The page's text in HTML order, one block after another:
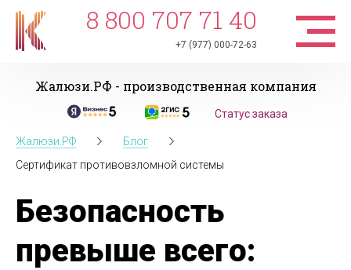
8 800 707 71 40
+7 (977) 000-72-63
Жалюзи.РФ - производственная компания
Статус заказа
Жалюзи.РФ
Блог
Сертификат противовзломной системы
Безопасность
превыше всего: